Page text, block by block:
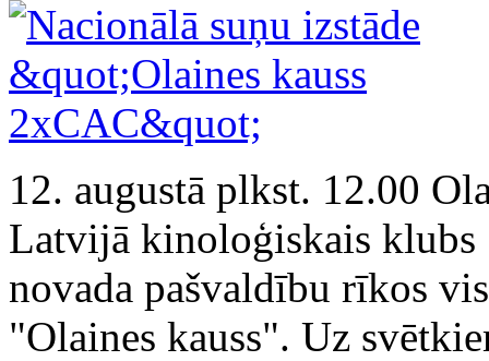
12. augustā plkst. 12.00
Latvijā kinoloģiskais klubs
novada pašvaldību rīkos
"Olaines kauss". Uz